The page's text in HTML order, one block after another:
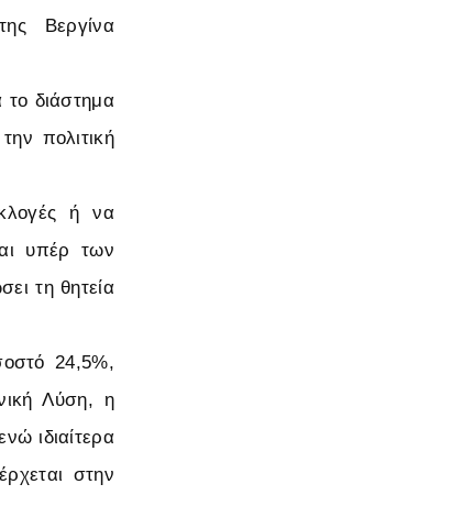
Βεργίνα
το διάστημα
πολιτική
ή να
υπέρ των
τη θητεία
24,5%,
Λύση, η
ιδιαίτερα
στην